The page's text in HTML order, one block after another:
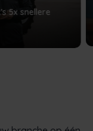
5x snellere